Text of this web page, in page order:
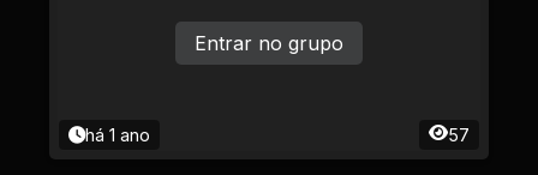
há 1 ano 57
Entrar no grupo